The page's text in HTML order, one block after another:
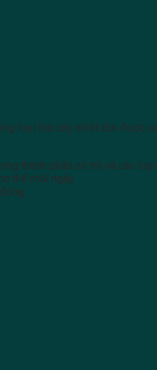
loại trái cây nhiệt đới được
thành phần có trà và các
thể mỗi ngày.